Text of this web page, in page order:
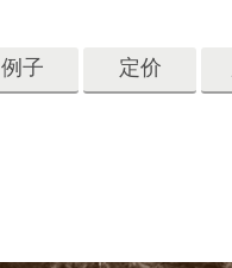
例子 定价